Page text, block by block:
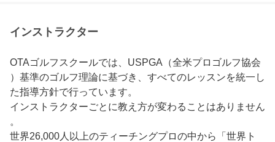
インストラクター
OTAゴルフスクールでは、USPGA（全米プロゴルフ協会
）基準のゴルフ理論に基づき、すべてのレッスンを統一し
た指導方針で行っています。
インストラクターごとに教え方が変わることはありません
。
世界26,000人以上のティーチングプロの中から「世界ト